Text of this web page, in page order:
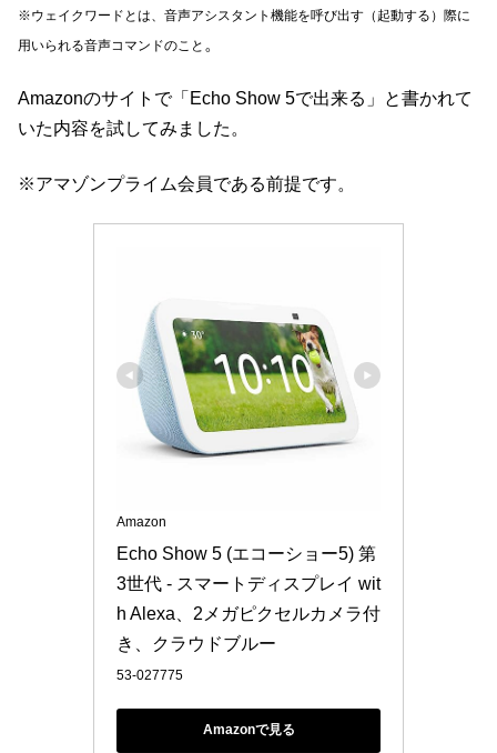
※ウェイクワードとは、音声アシスタント機能を呼び出す（起動する）際に
用いられる音声コマンドのこと 。
Amazonのサイトで「Echo Show 5で出来る」と書かれて
いた内容を試してみました。
※アマゾンプライム会員である前提です。
Amazon
Echo Show 5 (エコーショー5) 第
3世代 - スマートディスプレイ wit
h Alexa、2メガピクセルカメラ付
き、クラウドブルー
53-027775
Amazonで見る